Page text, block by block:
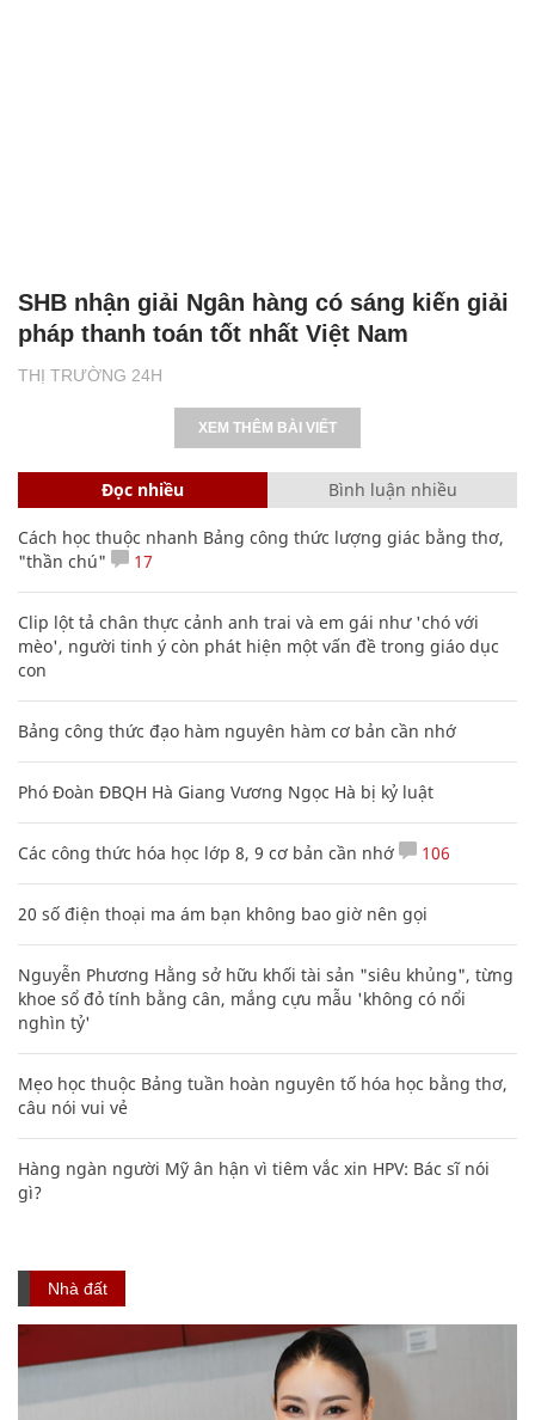
THỊ TRƯỜNG 24H
SHB nhận giải Ngân hàng có sáng kiến giải
pháp thanh toán tốt nhất Việt Nam
XEM THÊM BÀI VIẾT
Đọc nhiều Bình luận nhiều
Cách học thuộc nhanh Bảng công thức lượng giác bằng thơ,
"thần chú"
17
Clip lột tả chân thực cảnh anh trai và em gái như 'chó với
mèo', người tinh ý còn phát hiện một vấn đề trong giáo dục
con
Bảng công thức đạo hàm nguyên hàm cơ bản cần nhớ
Phó Đoàn ĐBQH Hà Giang Vương Ngọc Hà bị kỷ luật
Các công thức hóa học lớp 8, 9 cơ bản cần nhớ 106
20 số điện thoại ma ám bạn không bao giờ nên gọi
Nguyễn Phương Hằng sở hữu khối tài sản "siêu khủng", từng
khoe sổ đỏ tính bằng cân, mắng cựu mẫu 'không có nổi
nghìn tỷ'
Mẹo học thuộc Bảng tuần hoàn nguyên tố hóa học bằng thơ,
câu nói vui vẻ
Hàng ngàn người Mỹ ân hận vì tiêm vắc xin HPV: Bác sĩ nói
gì?
Nhà đất